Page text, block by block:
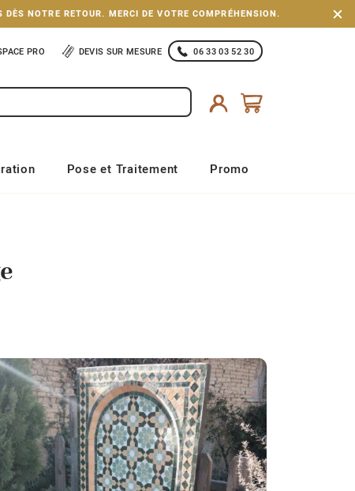
NOTRE RETOUR. MERCI DE VOTRE COMPRÉHENSION.
PRO DEVIS SUR MESURE 06 33 03 52 30
Pose et Traitement Promo